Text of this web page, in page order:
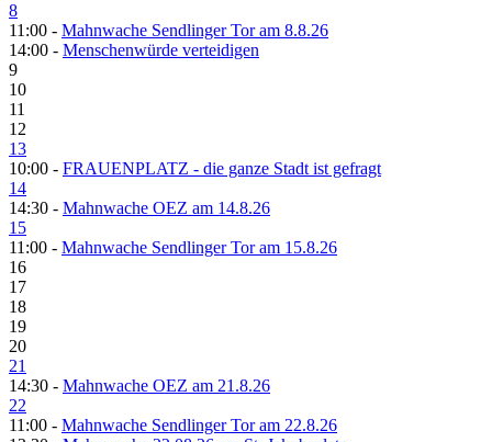
8
11:00 - Mahnwache Sendlinger Tor am 8.8.26
14:00 - Menschenwürde verteidigen
9
10
11
12
13
10:00 - FRAUENPLATZ - die ganze Stadt ist gefragt
14
14:30 - Mahnwache OEZ am 14.8.26
15
11:00 - Mahnwache Sendlinger Tor am 15.8.26
16
17
18
19
20
21
14:30 - Mahnwache OEZ am 21.8.26
22
11:00 - Mahnwache Sendlinger Tor am 22.8.26